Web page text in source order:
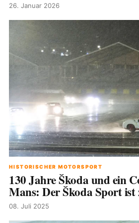
26. Januar 2026
HISTORISCHER MOTORSPORT
130 Jahre Škoda und ein
Mans: Der Škoda Sport
08. Juli 2025